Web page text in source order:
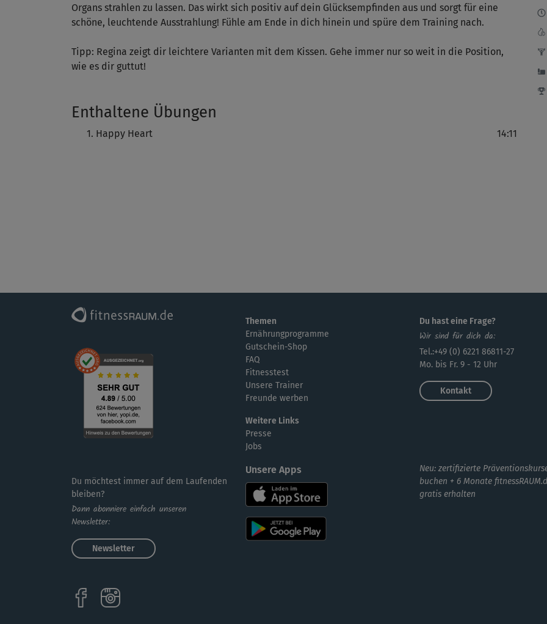
*-
Organs strahlen zu lassen. Das wirkt sich positiv auf dein Glücksempfinden aus und sorgt für eine
schöne, leuchtende Ausstrahlung! Fühle am Ende in dich hinein und spüre dem Training nach.
Tipp: Regina zeigt dir leichtere Varianten mit dem Kissen. Gehe immer nur so weit in die Position,
wie es dir guttut!
Enthaltene Übungen
Happy Heart 14:11
Du möchtest immer auf dem Laufenden
bleiben?
Dann abonniere einfach unseren
Newsletter:
Newsletter
Themen
Ernährungprogramme
Gutschein-Shop
FAQ
Fitnesstest
Unsere Trainer
Freunde werben
Weitere Links
Presse
Jobs
Unsere Apps
Du hast eine Frage?
Wir sind für dich da:
Tel.:+49 (0) 6221 86811-27
Mo. bis Fr. 9 - 12 Uhr
Kontakt
Neu: zertifizierte
buchen + 6 Monate
gratis erhalten